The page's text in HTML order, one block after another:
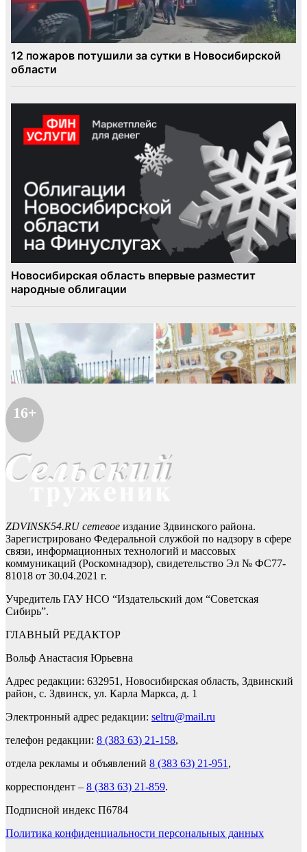
16+
ZDVINSK54.RU сетевое издание Здвинского района.
Зарегистрировано Федеральной службой по надзору в сфере
связи, информационных технологий и массовых
коммуникаций (Роскомнадзор), свидетельство Эл № ФС77-
81018 от 30.04.2021 г.
Учредитель ГАУ НСО “Издательский дом “Советская
Сибирь”.
ГЛАВНЫЙ РЕДАКТОР
Вольф Анастасия Юрьевна
Адрес редакции: 632951, Новосибирская область, Здвинский
район, с. Здвинск, ул. Карла Маркса, д. 1
Электронный адрес редакции: seltru@mail.ru
телефон редакции: 8 (383 63) 21-158,
отдела рекламы и объявлений 8 (383 63) 21-951 ,
корреспондент – 8 (383 63) 21-859.
Подписной индекс П6784
Политика конфиденциальности персональных данных